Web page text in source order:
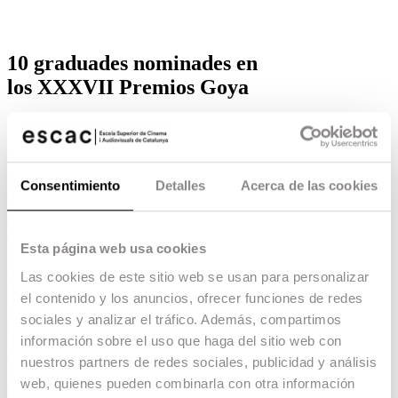
Consentimiento Detalles Acerca de las cookies
Esta página web usa cookies
Las cookies de este sitio web se usan para personalizar
el contenido y los anuncios, ofrecer funciones de redes
sociales y analizar el tráfico. Además, compartimos
información sobre el uso que haga del sitio web con
nuestros partners de redes sociales, publicidad y análisis
web, quienes pueden combinarla con otra información
10 graduades nominades en
los XXXVII Premios Goya
7 nominaciones para alumnis de ESCAC
repartidos en 6 categorías diferentes.
Se acaban de dar a conocer las nominaciones a
Sevilla.
Estas son las 7 nominaciones para graduades en
ESCAC:
Estibaliz Urresola Solaguren, graduada del
Máster en Dirección, nominada a Mejor
cortometraje de ficción porCUERDAS.
Laura Pedro y Lluís Riveranominadxs a